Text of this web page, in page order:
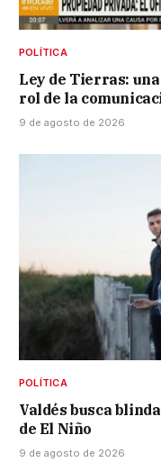
POLÍTICA
Ley de Tierras:
rol de la
9 de agosto de 2026
POLÍTICA
Valdés busca
de El Niño
9 de agosto de 2026